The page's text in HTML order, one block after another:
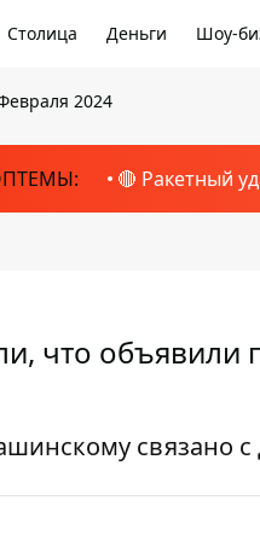
Столица Деньги Шоу-
2024
🔴 Ракетный
что
связано